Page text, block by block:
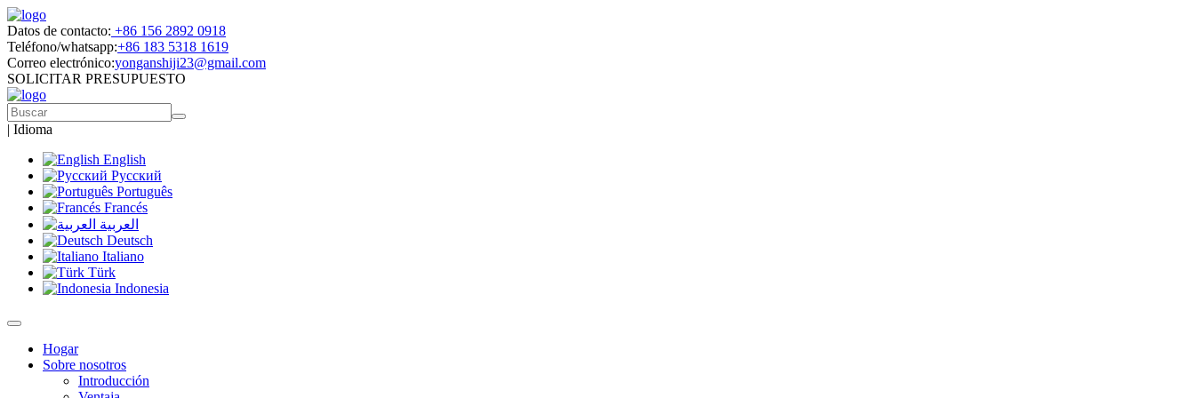
Datos de contacto: +86 156 2892 0918
Teléfono/whatsapp:+86 183 5318 1619
Correo electrónico:yonganshiji23@gmail.com
SOLICITAR PRESUPUESTO
| Idioma
English
Русский
Português
Francés
العربية
Deutsch
Italiano
Türk
Indonesia
Hogar
Sobre nosotros
Introducción